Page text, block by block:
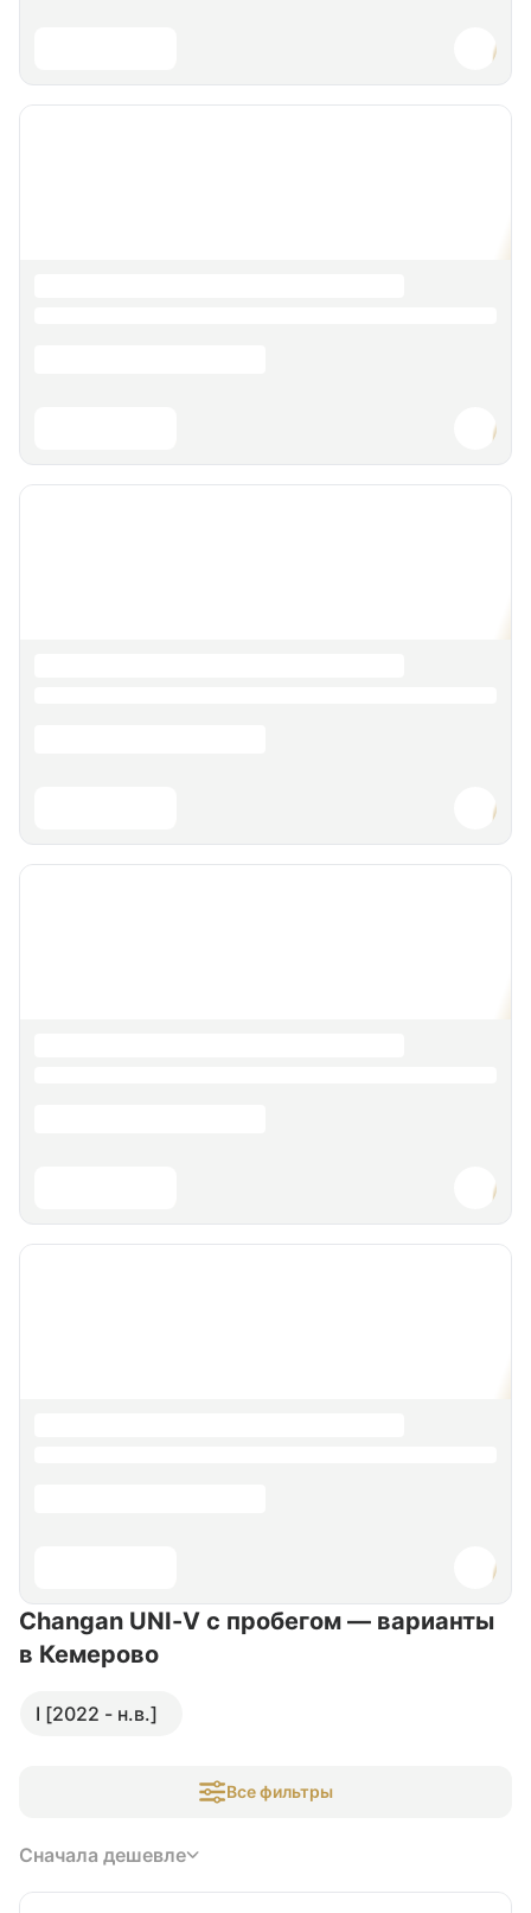
Changan UNI-V с пробегом — варианты
в Кемерово
I [2022 - н.в.]
Все фильтры
Сначала дешевле